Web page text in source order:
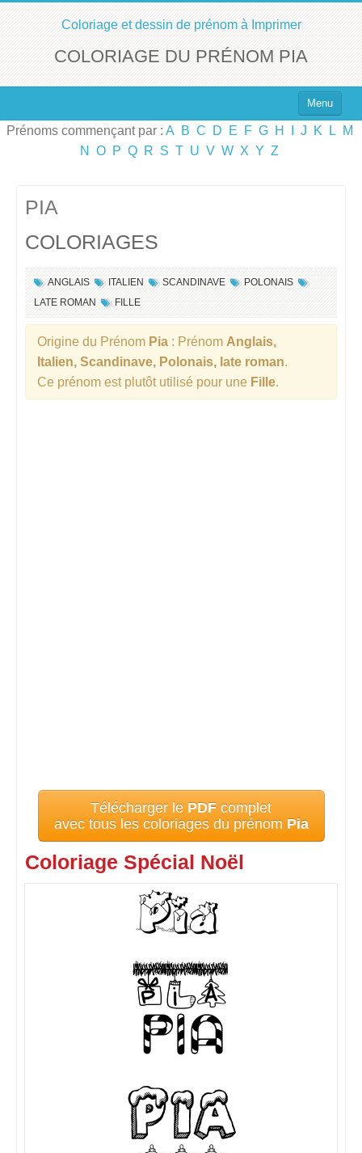
Coloriage et dessin de prénom à Imprimer
COLORIAGE DU PRÉNOM PIA
Menu
Top 100 des Prénoms
Prénoms commençant par : A B C D E F G H J K L
M
N
O P Q R S T U V W X Y Z
PIA
COLORIAGES
ANGLAIS ITALIEN SCANDINAVE
POLONAIS
LATE ROMAN
FILLE
Origine du Prénom Pia : Prénom Anglais,
Italien, Scandinave, Polonais, late roman.
Ce prénom est plutôt utilisé pour une Fille.
Télécharger le PDF complet
avec tous les coloriages du prénom Pia
Coloriage Spécial Noël